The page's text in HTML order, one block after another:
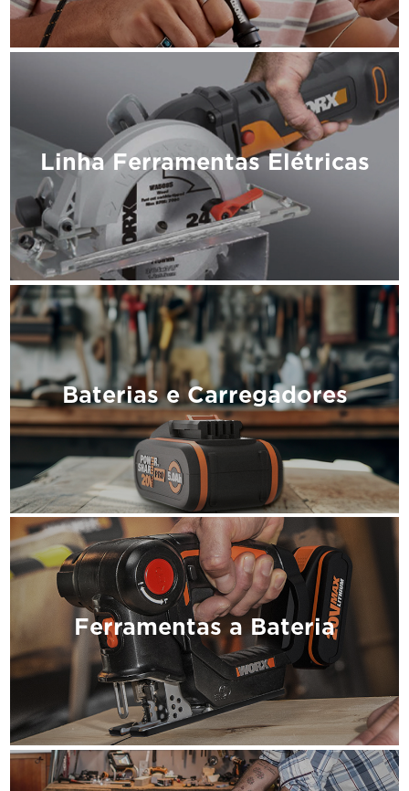
Linha Ferramentas Elétricas
Baterias e Carregadores
Ferramentas a Bateria